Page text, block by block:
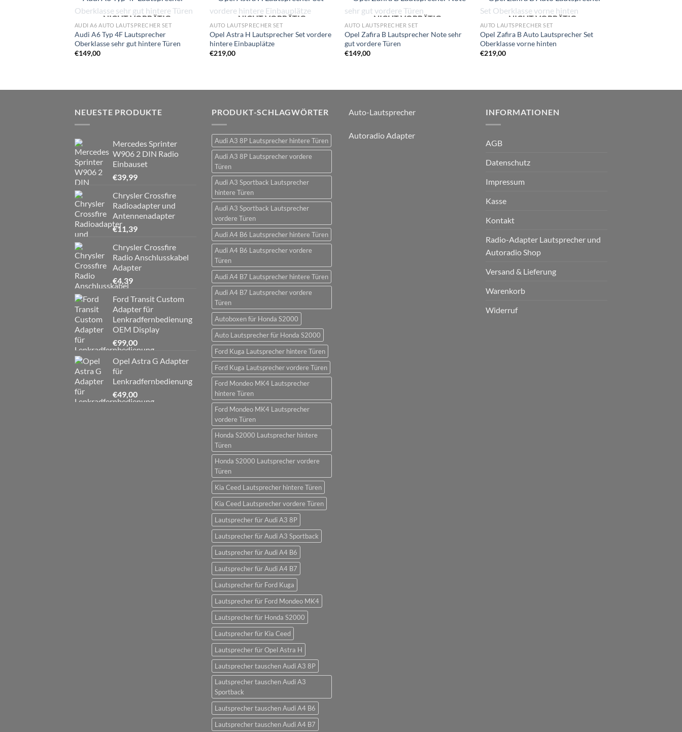
Wunschliste
hinzufügen
NICHT VORRÄTIG
AUDI A6 AUTO LAUTSPRECHER SET
Audi A6 Typ 4F Lautsprecher
Oberklasse sehr gut hintere Türen
€149,00
hinzufügen
NICHT VORRÄTIG
AUTO LAUTSPRECHER SET
Opel Astra H Lautsprecher Set vordere
hintere Einbauplätze
€219,00
hinzufügen
NICHT VORRÄTIG
AUTO LAUTSPRECHER SET
Opel Zafira B Lautsprecher Note sehr
gut vordere Türen
€149,00
hinzufügen
NICHT VORRÄTIG
AUTO LAUTSPRECHER SET
Opel Zafira B Auto Lautsprecher Set
Oberklasse vorne hinten
€219,00
NEUESTE PRODUKTE
Mercedes Sprinter
W906 2 DIN Radio
Einbauset
€39,99
Chrysler Crossfire
Radioadapter und
Antennenadapter
€11,39
Chrysler Crossfire
Radio Anschlusskabel
Adapter
€4,39
Ford Transit Custom
Adapter für
Lenkradfernbedienung
OEM Display
€99,00
Opel Astra G Adapter
für
Lenkradfernbedienung
€49,00
PRODUKT-SCHLAGWÖRTER
Audi A3 8P Lautsprecher hintere Türen
Audi A3 8P Lautsprecher vordere
Türen
Audi A3 Sportback Lautsprecher
hintere Türen
Audi A3 Sportback Lautsprecher
vordere Türen
Audi A4 B6 Lautsprecher hintere Türen
Audi A4 B6 Lautsprecher vordere
Türen
Audi A4 B7 Lautsprecher hintere Türen
Audi A4 B7 Lautsprecher vordere
Türen
Autoboxen für Honda S2000
Auto Lautsprecher für Honda S2000
Ford Kuga Lautsprecher hintere Türen
Ford Kuga Lautsprecher vordere Türen
Ford Mondeo MK4 Lautsprecher
hintere Türen
Ford Mondeo MK4 Lautsprecher
vordere Türen
Honda S2000 Lautsprecher hintere
Türen
Honda S2000 Lautsprecher vordere
Türen
Kia Ceed Lautsprecher hintere Türen
Kia Ceed Lautsprecher vordere Türen
Lautsprecher für Audi A3 8P
Lautsprecher für Audi A3 Sportback
Lautsprecher für Audi A4 B6
Lautsprecher für Audi A4 B7
Lautsprecher für Ford Kuga
Lautsprecher für Ford Mondeo MK4
Lautsprecher für Honda S2000
Lautsprecher für Kia Ceed
Lautsprecher für Opel Astra H
Lautsprecher tauschen Audi A3 8P
Lautsprecher tauschen Audi A3
Sportback
Lautsprecher tauschen Audi A4 B6
Lautsprecher tauschen Audi A4 B7
Auto-Lautsprecher
Autoradio Adapter
INFORMATIONEN
AGB
Datenschutz
Impressum
Kasse
Kontakt
Radio-Adapter Lautsprecher und
Autoradio Shop
Versand & Lieferung
Warenkorb
Widerruf